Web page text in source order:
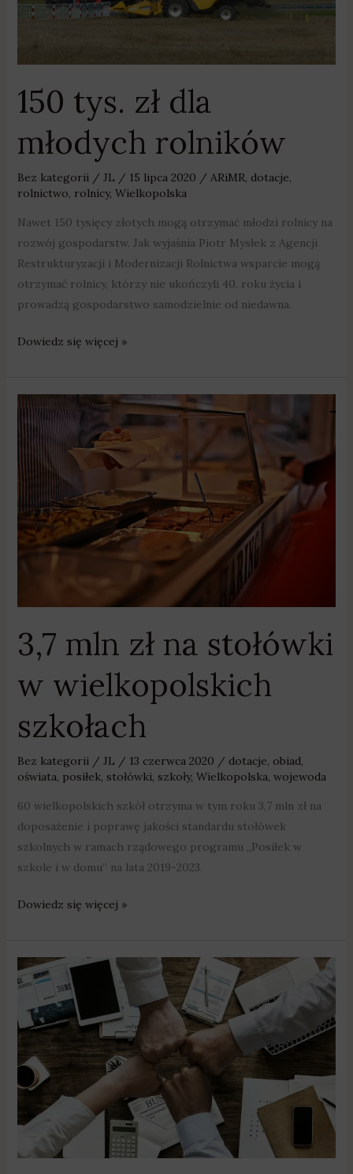
150 tys. zł dla
młodych rolników
Bez kategorii/ JL / 15 lipca 2020 / ARiMR, dotacje,
rolnictwo, rolnicy, Wielkopolska
Nawet 150 tysięcy złotych mogą otrzymać młodzi rolnicy na
rozwój gospodarstw. Jak wyjaśnia Piotr Mysłek z Agencji
Restrukturyzacji i Modernizacji Rolnictwa wsparcie mogą
otrzymać rolnicy, którzy nie ukończyli 40. roku życia i
prowadzą gospodarstwo samodzielnie od niedawna.
młodych
Dowiedz się więcej »
3,7 mln zł na stołówki
w wielkopolskich
szkołach
Bez kategorii/ JL / 13 czerwca 2020 / dotacje, obiad,
oświata, posiłek, stołówki, szkoły, Wielkopolska, wojewoda
60 wielkopolskich szkół otrzyma w tym roku 3,7 mln zł na
doposażenie i poprawę jakości standardu stołówek
szkolnych w ramach rządowego programu „Posiłek w
szkole i w domu” na lata 2019-2023.
3,7
wielkopolskich
szkołach
Dowiedz się więcej »
Milion
złotych
dla
nowych
firm